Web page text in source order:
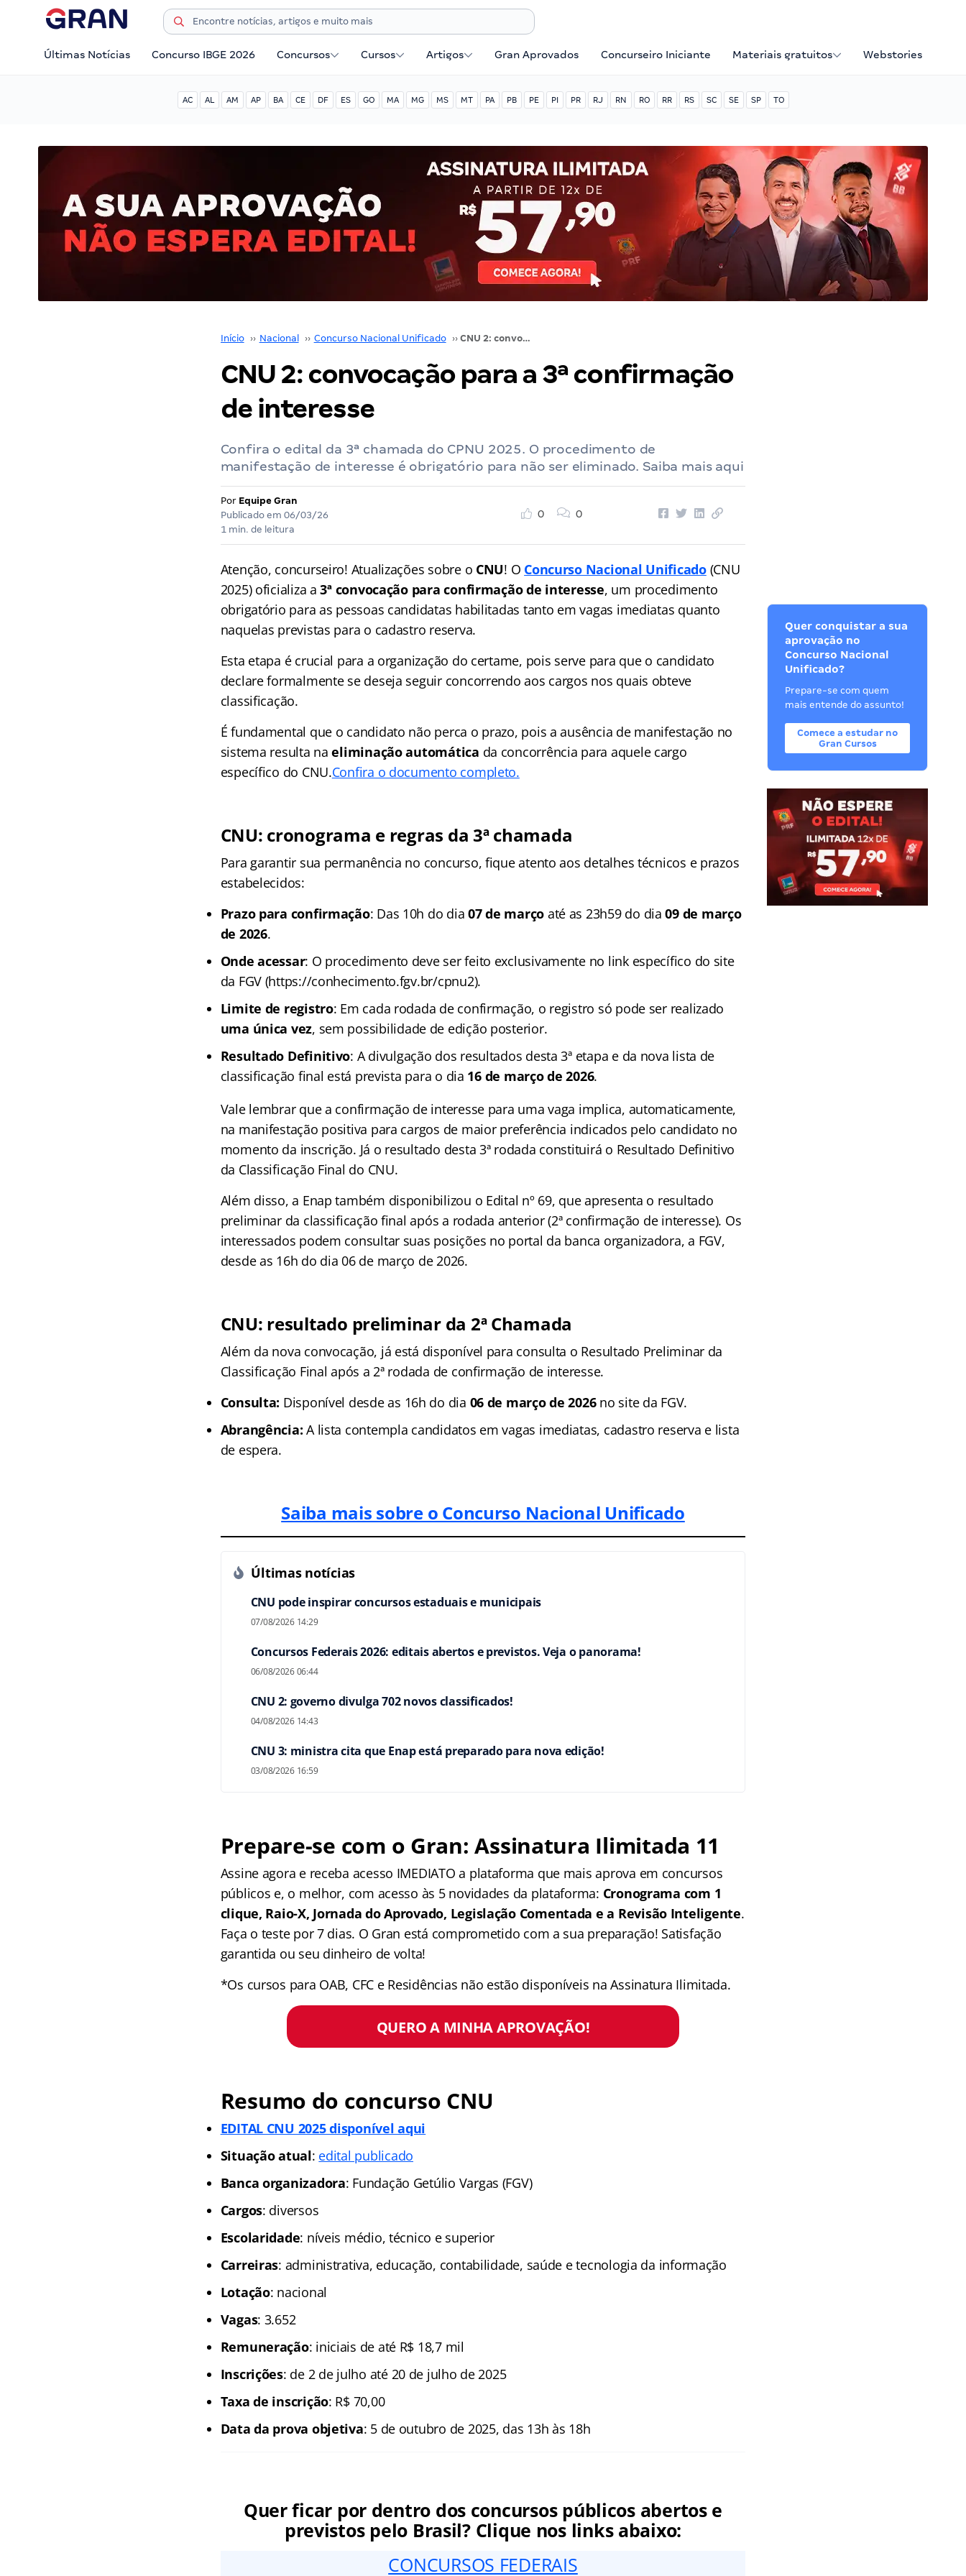
Últimas Notícias Concurso IBGE 2026 Concursos Cursos Artigos Gran Aprovados Concurseiro Iniciante Materiais gratuitos Webstories
AC AL AM AP BA CE DF ES GO MA MG MS MT PA PB PE PI PR RJ RN RO RR RS SC SE SP TO
Início ›› Nacional ›› Concurso Nacional Unificado ›› CNU 2: convocação para a 3ª confirmação de interesse
CNU 2: convocação para a 3ª confirmação
de interesse
Confira o edital da 3ª chamada do CPNU 2025. O procedimento de
manifestação de interesse é obrigatório para não ser eliminado. Saiba mais aqui
Por Equipe Gran
Publicado em 06/03/26
1 min. de leitura
0 0
Atenção, concurseiro! Atualizações sobre o CNU! O Concurso Nacional Unificado(CNU
2025) oficializa a3ª convocação para confirmação de interesse, um procedimento
obrigatório para as pessoas candidatas habilitadas tanto em vagas imediatas quanto
naquelas previstas para o cadastro reserva.
Esta etapa é crucial para a organização do certame, pois serve para que o candidato
declare formalmente se deseja seguir concorrendo aos cargos nos quais obteve
classificação.
É fundamental que o candidato não perca o prazo, pois a ausência de manifestação no
sistema resulta naeliminação automática da concorrência para aquele cargo
específico do CNU.Confira o documento completo.
CNU: cronograma e regras da 3ª chamada
Para garantir sua permanência no concurso, fique atento aos detalhes técnicos e prazos
estabelecidos:
Prazo para confirmação: Das 10h do dia07 de março até as 23h59 do dia09 de março
de 2026.
Onde acessar: O procedimento deve ser feito exclusivamente no link específico do site
da FGV (https://conhecimento.fgv.br/cpnu2).
Limite de registro: Em cada rodada de confirmação, o registro só pode ser realizado
uma única vez, sem possibilidade de edição posterior.
Resultado Definitivo: A divulgação dos resultados desta 3ª etapa e da nova lista de
classificação final está prevista para o dia 16 de março de 2026.
Vale lembrar que a confirmação de interesse para uma vaga implica, automaticamente,
na manifestação positiva para cargos de maior preferência indicados pelo candidato no
momento da inscrição. Já o resultado desta 3ª rodada constituirá o Resultado Definitivo
da Classificação Final do CNU.
Além disso, a Enap também disponibilizou o Edital nº 69, que apresenta o resultado
preliminar da classificação final após a rodada anterior (2ª confirmação de interesse). Os
interessados podem consultar suas posições no portal da banca organizadora, a FGV,
desde as 16h do dia 06 de março de 2026.
CNU: resultado preliminar da 2ª Chamada
Além da nova convocação, já está disponível para consulta o Resultado Preliminar da
Classificação Final após a 2ª rodada de confirmação de interesse.
Consulta: Disponível desde as 16h do dia 06 de março de 2026no site da FGV.
Abrangência: A lista contempla candidatos em vagas imediatas, cadastro reserva e lista
de espera.
Saiba mais sobre o Concurso Nacional Unificado
Últimas notícias
CNU pode inspirar concursos estaduais e municipais
07/08/2026 14:29
Concursos Federais 2026: editais abertos e previstos. Veja o panorama!
06/08/2026 06:44
CNU 2: governo divulga 702 novos classificados!
04/08/2026 14:43
CNU 3: ministra cita que Enap está preparado para nova edição!
03/08/2026 16:59
Prepare-se com o Gran: Assinatura Ilimitada 11
Assine agora e receba acesso IMEDIATO a plataforma que mais aprova em concursos
públicos e, o melhor, com acesso às 5 novidades da plataforma: Cronograma com 1
clique, Raio-X, Jornada do Aprovado, Legislação Comentada e a Revisão Inteligente.
Faça o teste por 7 dias. O Gran está comprometido com a sua preparação! Satisfação
garantida ou seu dinheiro de volta!
*Os cursos para OAB, CFC e Residências não estão disponíveis na Assinatura Ilimitada.
QUERO A MINHA APROVAÇÃO!
Resumo do concurso CNU
EDITAL CNU 2025 disponível aqui
Situação atual: edital publicado
Banca organizadora: Fundação Getúlio Vargas (FGV)
Cargos: diversos
Escolaridade: níveis médio, técnico e superior
Carreiras: administrativa, educação, contabilidade, saúde e tecnologia da informação
Lotação: nacional
Vagas: 3.652
Remuneração: iniciais de até R$ 18,7 mil
Inscrições: de 2 de julho até 20 de julho de 2025
Taxa de inscrição: R$ 70,00
Data da prova objetiva: 5 de outubro de 2025, das 13h às 18h
Quer ficar por dentro dos concursos públicos abertos e
previstos pelo Brasil? Clique nos links abaixo:
CONCURSOS FEDERAIS
Quer conquistar a sua
aprovação no
Concurso Nacional
Unificado?
Prepare-se com quem
mais entende do assunto!
Comece a estudar no
Gran Cursos